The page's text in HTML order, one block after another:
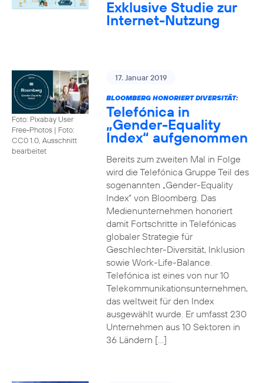
Exklusive Studie zur
Internet-Nutzung
Foto: Pixabay User
Free-Photos | Foto:
CC0 1.0, Ausschnitt
bearbeitet
17. Januar 2019
BLOOMBERG HONORIERT DIVERSITÄT:
Telefónica in
„Gender-Equality
Index“ aufgenommen
Bereits zum zweiten Mal in Folge
wird die Telefónica Gruppe Teil des
sogenannten „Gender-Equality
Index“ von Bloomberg. Das
Medienunternehmen honoriert
damit Fortschritte in Telefónicas
globaler Strategie für
Geschlechter-Diversität, Inklusion
sowie Work-Life-Balance.
Telefónica ist eines von nur 10
Telekommunikationsunternehmen,
das weltweit für den Index
ausgewählt wurde. Er umfasst 230
Unternehmen aus 10 Sektoren in
36 Ländern […]